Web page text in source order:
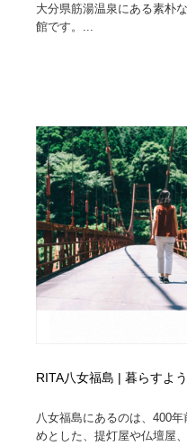
大分県筋湯温泉にある素朴
館です。...
RITA八女福島 | 暮らすよ
八女福島にあるのは、400
めとした、提灯屋や仏壇屋